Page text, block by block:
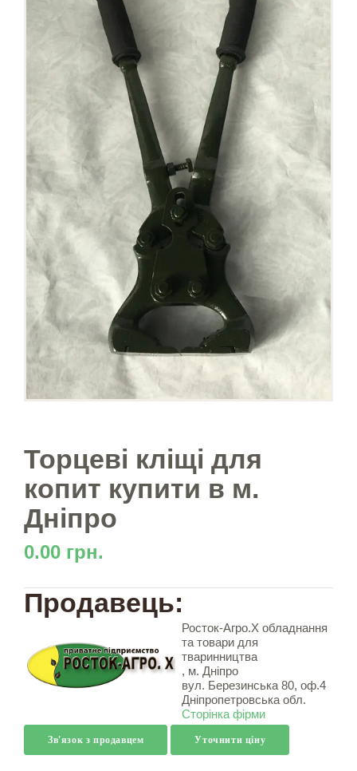
Торцеві кліщі для
копит купити в м.
Дніпро
0.00 грн.
Продавець:
Росток-Агро.Х обладнання
та товари для
тваринництва
, м. Дніпро
вул. Березинська 80, оф.4
Дніпропетровська обл.
Сторінка фірми
Зв'язок з продавцем Уточнити ціну